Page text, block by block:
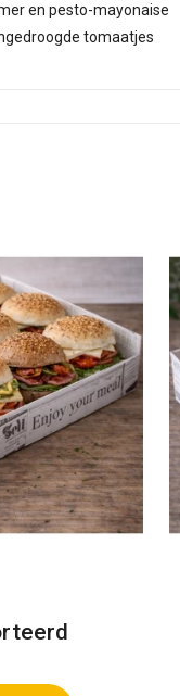
en pesto-mayonaise
tomaatjes